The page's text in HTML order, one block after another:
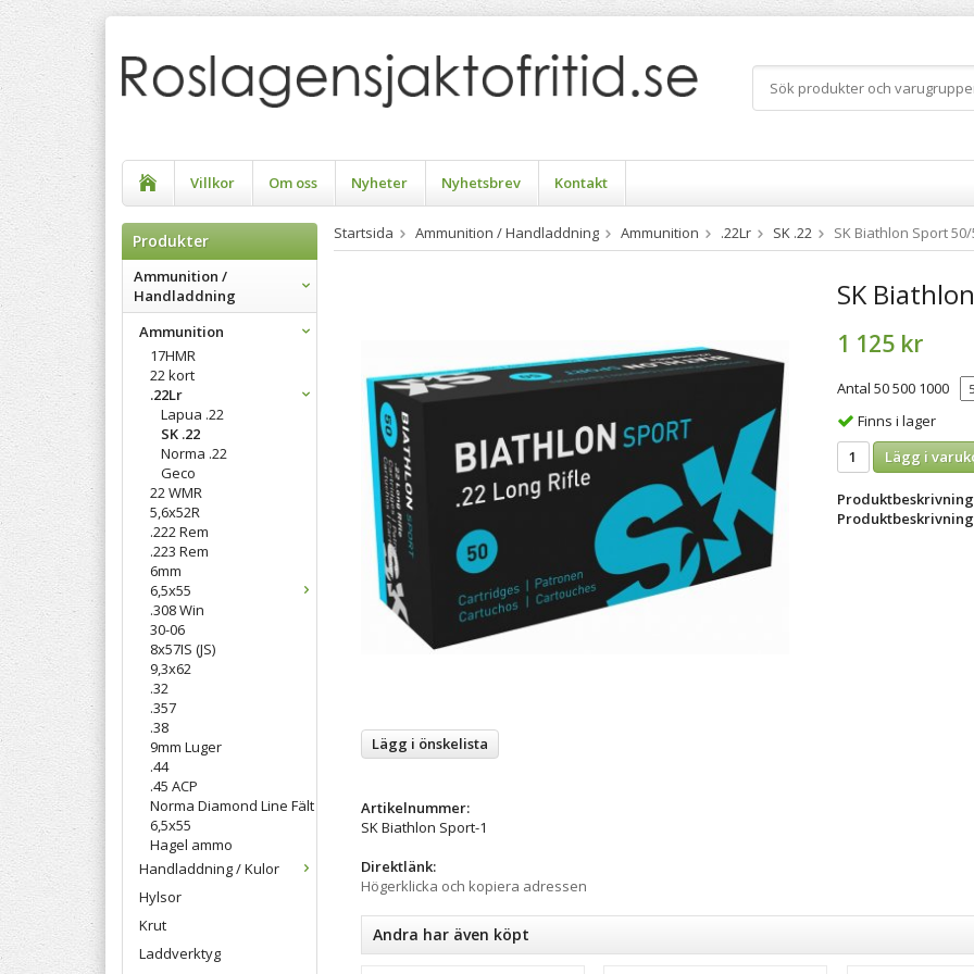
Villkor Om oss Nyheter Nyhetsbrev Kontakt
Produkter
Ammunition /
Handladdning
Ammunition
17HMR
22 kort
.22Lr
Lapua .22
SK .22
Norma .22
Geco
22 WMR
5,6x52R
.222 Rem
.223 Rem
6mm
6,5x55
.308 Win
30-06
8x57IS (JS)
9,3x62
.32
.357
.38
9mm Luger
.44
.45 ACP
Norma Diamond Line Fält
6,5x55
Hagel ammo
Handladdning / Kulor
Hylsor
Krut
Laddverktyg
Startsida Ammunition / Handladdning Ammunition .22Lr SK .22 SK Biathlon Sport
SK
1 125 kr
Antal 50 500 1000
Finns i lager
Lägg i
Lägg i önskelista
Artikelnummer:
SK Biathlon Sport-1
Direktlänk:
Högerklicka och kopiera adressen
Andra har även köpt